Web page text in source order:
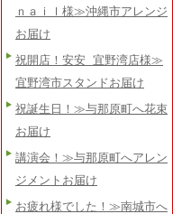
ｎａｉｌ様≫沖縄市アレンジ
お届け
祝開店！安安 宜野湾店様≫
宜野湾市スタンドお届け
祝誕生日！≫与那原町へ花束
お届け
講演会！≫与那原町へアレン
ジメントお届け
お疲れ様でした！≫南城市へ